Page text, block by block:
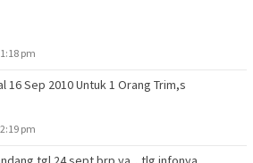
pm
16 Sep 2010 Untuk 1 Orang Trim,s
pm